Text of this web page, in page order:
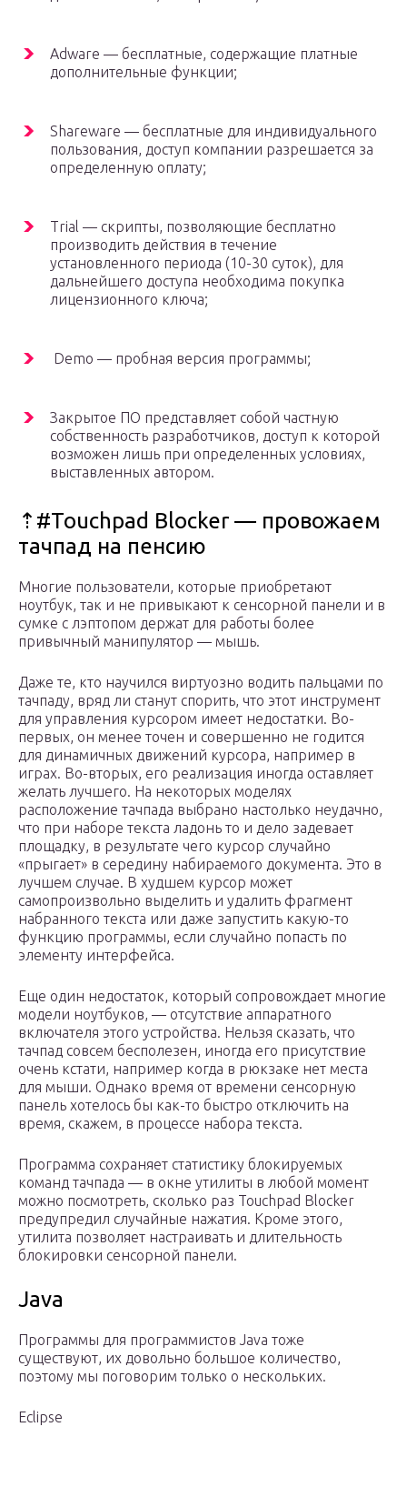
Adware — бесплатные, содержащие платные
дополнительные функции;
Shareware — бесплатные для индивидуального
пользования, доступ компании разрешается за
определенную оплату;
Trial — скрипты, позволяющие бесплатно
производить действия в течение
установленного периода (10-30 суток), для
дальнейшего доступа необходима покупка
лицензионного ключа;
Demo — пробная версия программы;
Закрытое ПО представляет собой частную
собственность разработчиков, доступ к которой
возможен лишь при определенных условиях,
выставленных автором.
⇡#Touchpad Blocker — провожаем
тачпад на пенсию
Многие пользователи, которые приобретают
ноутбук, так и не привыкают к сенсорной панели и в
сумке с лэптопом держат для работы более
привычный манипулятор — мышь.
Даже те, кто научился виртуозно водить пальцами по
тачпаду, вряд ли станут спорить, что этот инструмент
для управления курсором имеет недостатки. Во-
первых, он менее точен и совершенно не годится
для динамичных движений курсора, например в
играх. Во-вторых, его реализация иногда оставляет
желать лучшего. На некоторых моделях
расположение тачпада выбрано настолько неудачно,
что при наборе текста ладонь то и дело задевает
площадку, в результате чего курсор случайно
«прыгает» в середину набираемого документа. Это в
лучшем случае. В худшем курсор может
самопроизвольно выделить и удалить фрагмент
набранного текста или даже запустить какую-то
функцию программы, если случайно попасть по
элементу интерфейса.
Еще один недостаток, который сопровождает многие
модели ноутбуков, — отсутствие аппаратного
включателя этого устройства. Нельзя сказать, что
тачпад совсем бесполезен, иногда его присутствие
очень кстати, например когда в рюкзаке нет места
для мыши. Однако время от времени сенсорную
панель хотелось бы как-то быстро отключить на
время, скажем, в процессе набора текста.
Программа сохраняет статистику блокируемых
команд тачпада — в окне утилиты в любой момент
можно посмотреть, сколько раз Touchpad Blocker
предупредил случайные нажатия. Кроме этого,
утилита позволяет настраивать и длительность
блокировки сенсорной панели.
Java
Программы для программистов Java тоже
существуют, их довольно большое количество,
поэтому мы поговорим только о нескольких.
Eclipse